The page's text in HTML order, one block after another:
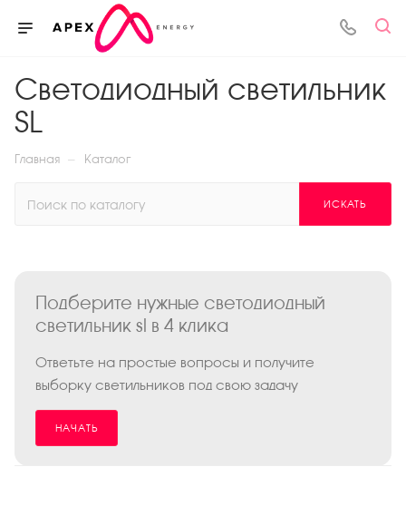
Светодиодный светильник
SL
Главная — Каталог
ИСКАТЬ
Подберите нужные светодиодный
светильник sl в 4 клика
Ответьте на простые вопросы и получите
выборку светильников под свою задачу
НАЧАТЬ